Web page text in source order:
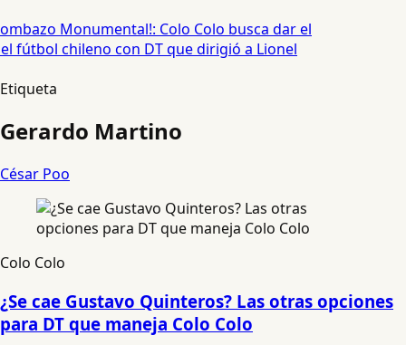
Monumental!: Colo Colo busca dar el
fútbol chileno con DT que dirigió a Lionel
Etiqueta
Gerardo Martino
César Poo
Colo Colo
¿Se cae Gustavo Quinteros? Las otras opciones
para DT que maneja Colo Colo